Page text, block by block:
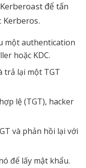
để tấn
một authentication
hoặc KDC.
trả lại một TGT
lệ (TGT), hacker
và phản hồi lại với
để lấy mật khẩu.